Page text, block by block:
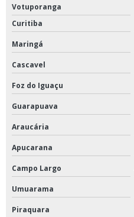
Votuporanga
Curitiba
Maringá
Cascavel
Foz do Iguaçu
Guarapuava
Araucária
Apucarana
Campo Largo
Umuarama
Piraquara